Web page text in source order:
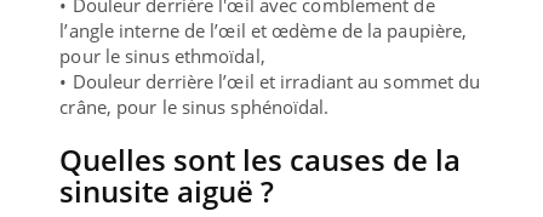
l’angle interne de l’œil et œdème de la paupière,
pour le sinus ethmoïdal,
• Douleur derrière l’œil et irradiant au sommet du
crâne, pour le sinus sphénoïdal.
Quelles sont les causes de la
sinusite aiguë ?